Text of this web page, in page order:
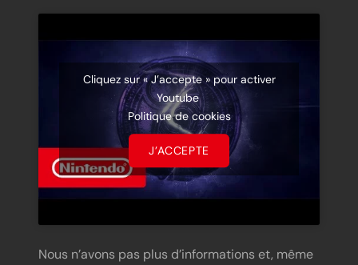
Cliquez sur « J’accepte » pour activer
Youtube
Politique de cookies
J’ACCEPTE
Nous n’avons pas plus d’informations et, même